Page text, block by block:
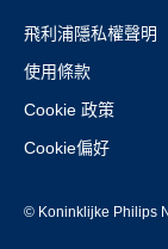
飛利浦隱私權聲明
使用條款
Cookie 政策
Cookie偏好
© Koninklijke Philips